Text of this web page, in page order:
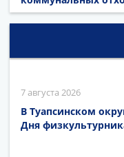
7 августа 2026
В Туапсинском
Дня